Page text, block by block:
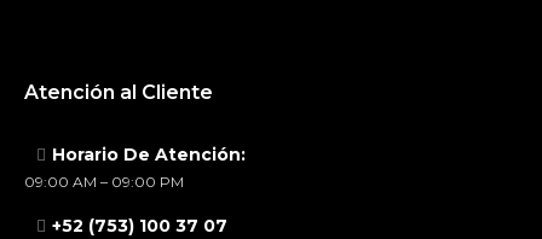
Atención al Cliente
Horario De Atención:
09:00 AM – 09:00 PM
+52 (753) 100 37 07